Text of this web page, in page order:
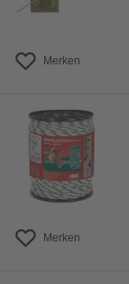
Merken
Merken